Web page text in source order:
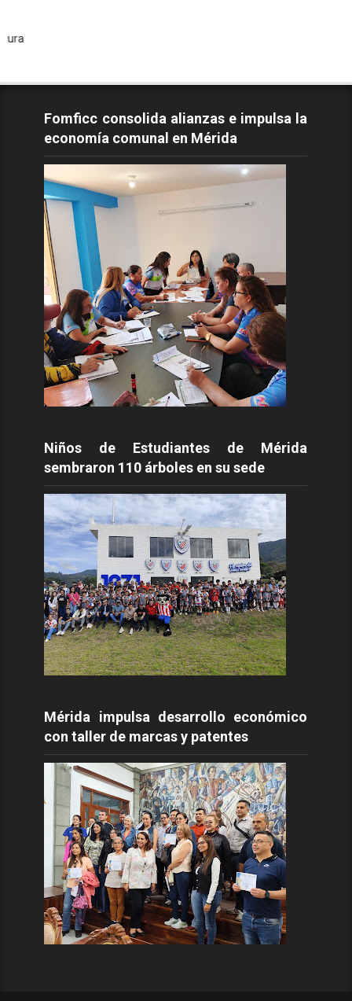
Fomficc consolida alianzas e impulsa la
economía comunal en Mérida
Niños de Estudiantes de Mérida
sembraron 110 árboles en su sede
Mérida impulsa desarrollo económico
con taller de marcas y patentes